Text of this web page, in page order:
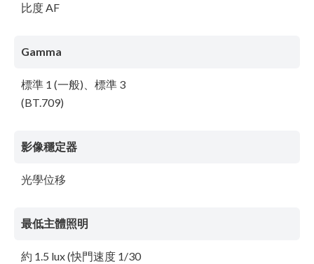
比度 AF
Gamma
標準 1 (一般)、標準 3
(BT.709)
影像穩定器
光學位移
最低主體照明
約 1.5 lux (快門速度 1/30